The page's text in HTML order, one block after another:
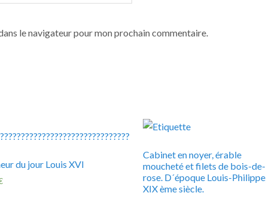
le navigateur pour mon prochain commentaire.
du jour Louis XVI
Cabinet en noyer, érable
moucheté et filets de bois-de-
rose. D´époque Louis-Philippe,
XIX ème siècle.